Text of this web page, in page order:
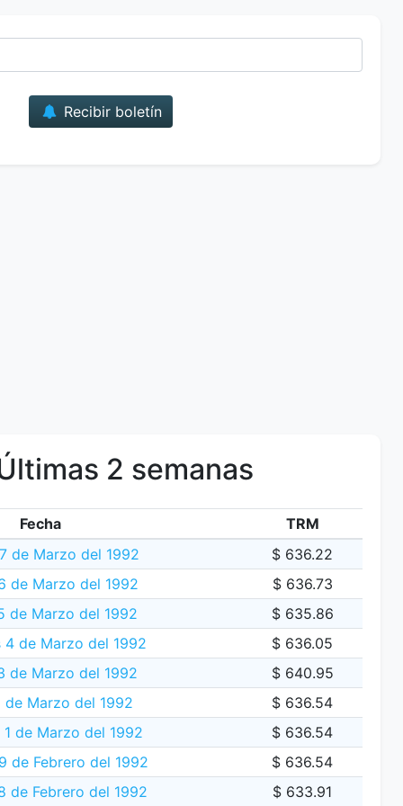
Recibir boletín
2 semanas
Fecha
TRM
de Marzo del 1992
$ 636.22
de Marzo del 1992
$ 636.73
de Marzo del 1992
$ 635.86
4 de Marzo del 1992
$ 636.05
de Marzo del 1992
$ 640.95
de Marzo del 1992
$ 636.54
de Marzo del 1992
$ 636.54
de Febrero del 1992
$ 636.54
de Febrero del 1992
$ 633.91